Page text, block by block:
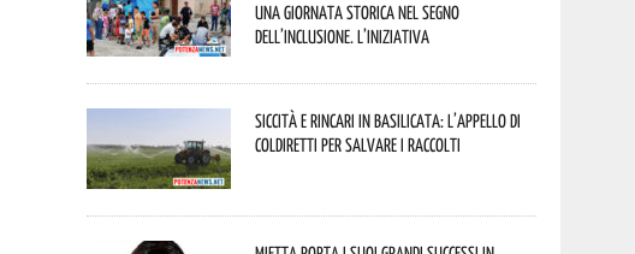
una giornata storica nel segno
dell’inclusione. L’iniziativa
Siccità e rincari in Basilicata: l’appello di
Coldiretti per salvare i raccolti